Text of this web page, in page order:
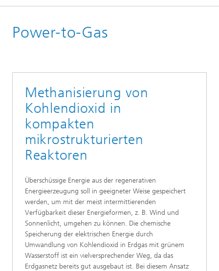
Geschäftsbereiche
Power-to-Gas
Methanisierung von
Kohlendioxid in
kompakten
mikrostrukturierten
Reaktoren
Überschüssige Energie aus der regenerativen
Energieerzeugung soll in geeigneter Weise gespeichert
werden, um mit der meist intermittierenden
Verfügbarkeit dieser Energieformen, z. B. Wind und
Sonnenlicht, umgehen zu können. Die chemische
Speicherung der elektrischen Energie durch
Umwandlung von Kohlendioxid in Erdgas mit grünem
Wasserstoff ist ein vielversprechender Weg, da das
Erdgasnetz bereits gut ausgebaut ist. Bei diesem Ansatz